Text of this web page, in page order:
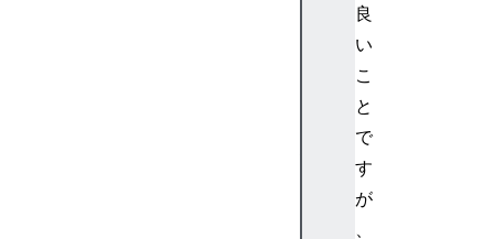
良
い
こ
と
で
す
が